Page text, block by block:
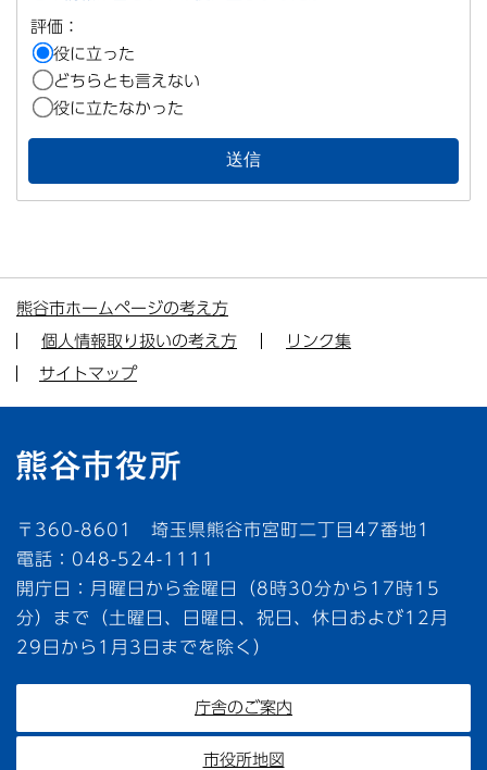
評価：
役に立った
どちらとも言えない
役に立たなかった
熊谷市ホームページの考え方
個人情報取り扱いの考え方
リンク集
サイトマップ
〒360-8601 埼玉県熊谷市宮町二丁目47番地1
電話：048-524-1111
開庁日：月曜日から金曜日（8時30分から17時15
分）まで（土曜日、日曜日、祝日、休日および12月
29日から1月3日までを除く）
庁舎のご案内
市役所地図